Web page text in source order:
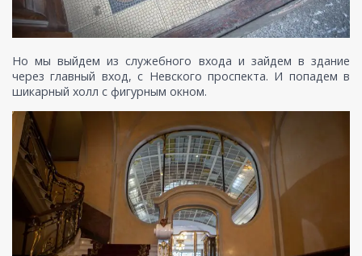
Но мы выйдем из служебного входа и зайдем в здание
через главный вход, с Невского проспекта. И попадем в
шикарный холл с фигурным окном.